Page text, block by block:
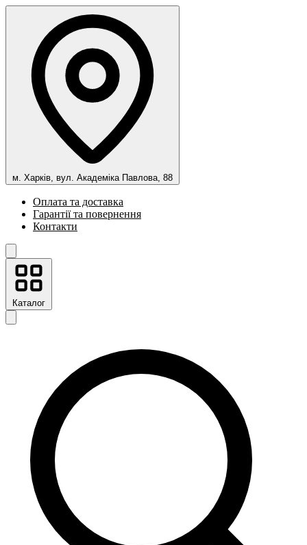
м. Харків, вул. Академіка Павлова, 88
Оплата та доставка
Гарантії та повернення
Контакти
Каталог